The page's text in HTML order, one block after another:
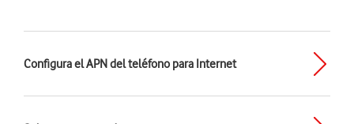
Configura el APN del teléfono para Internet